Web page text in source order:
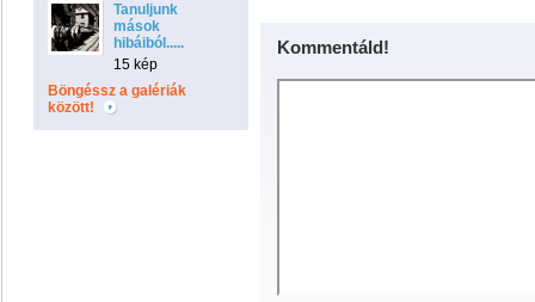
Tanuljunk
mások
hibáiból.....
15 kép
Böngéssz a galériák
között!
Kommentáld!